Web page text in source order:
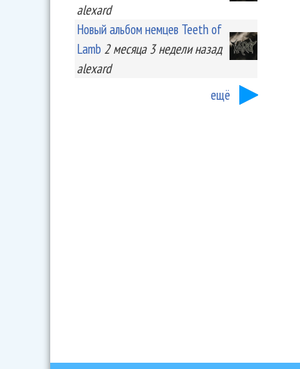
alexard
Новый альбом немцев Teeth of
Lamb 2 месяца 3 неделиназад
alexard
ещё